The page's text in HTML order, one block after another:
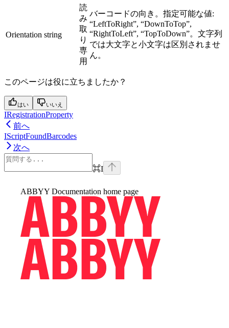
Orientation string
読
み
取
り
専
用
バーコードの向き。指定可能な値:
“LeftToRight”, “DownToTop”,
“RightToLeft”, “TopToDown”。文字列
では大文字と小文字は区別されませ
ん。
このページは役に立ちましたか？
はい いいえ
IRegistrationProperty
前へ
IScriptFoundBarcodes
次へ
⌘I
ABBYY Documentation home page